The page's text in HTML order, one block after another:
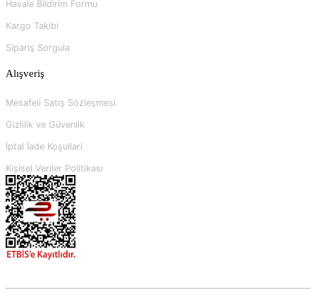
Havale Bildirim Formu
Kargo Takibi
Sipariş Sorgula
Alışveriş
Mesafeli Satış Sözleşmesi
Gizlilik ve Güvenlik
İptal İade Koşullari
Kişisel Veriler Politikası